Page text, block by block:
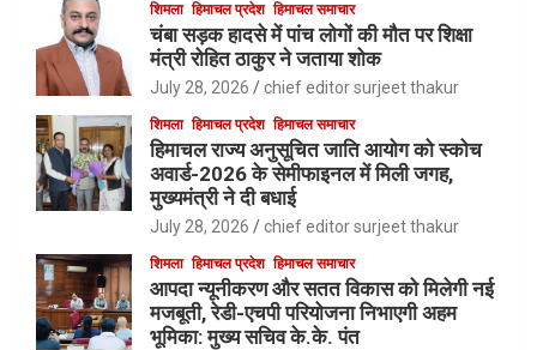
शिमला हिमाचल प्रदेश हिमाचल समाचार
चंबा सड़क हादसे में पांच लोगों की मौत पर शिक्षा
मंत्री रोहित ठाकुर ने जताया शोक
July 28, 2026 chief editor surjeet thakur
शिमला हिमाचल प्रदेश हिमाचल समाचार
हिमाचल राज्य अनुसूचित जाति आयोग को स्कोच
अवार्ड-2026 के सेमीफाइनल में मिली जगह,
मुख्यमंत्री ने दी बधाई
July 28, 2026 chief editor surjeet thakur
शिमला हिमाचल प्रदेश हिमाचल समाचार
आपदा न्यूनीकरण और सतत विकास को मिलेगी नई
मजबूती, रेडी-एचपी परियोजना निभाएगी अहम
भूमिका: मुख्य सचिव के.के. पंत